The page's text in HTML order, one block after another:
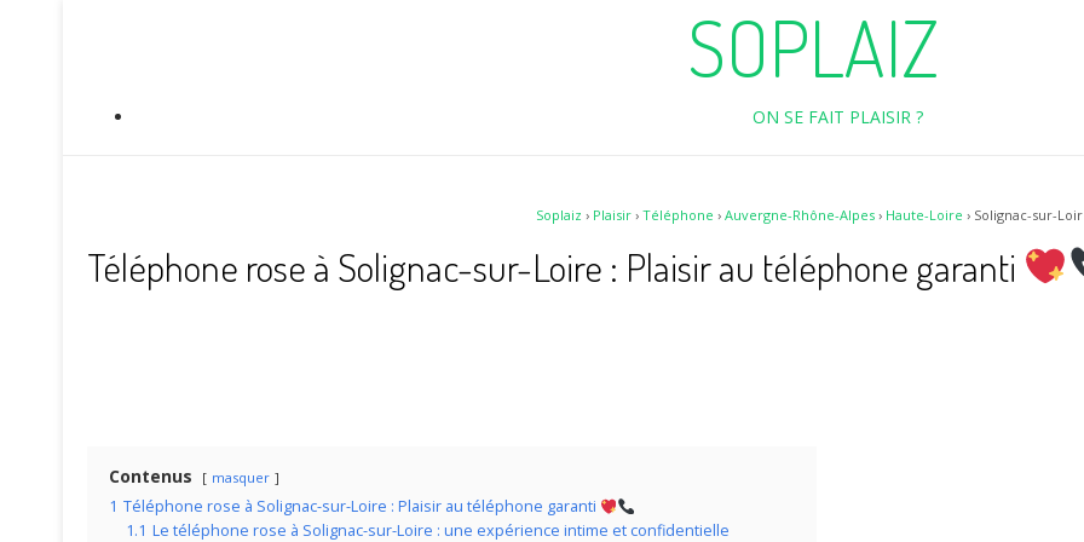
SOPLAIZ
ON SE FAIT PLAISIR ?
Soplaiz › Plaisir› Téléphone › Auvergne-Rhône-Alpes› Haute-Loire › Solignac-sur-
Téléphone rose à Solignac-sur-Loire : Plaisir au téléphone garanti
Contenus masquer
1 Téléphone rose à Solignac-sur-Loire : Plaisir au téléphone garanti
1.1 Le téléphone rose à Solignac-sur-Loire : une expérience intime et confidentielle